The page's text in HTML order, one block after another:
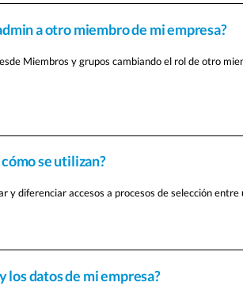
a otro miembro de mi empresa?
Miembros y grupos cambiando el rol de otro
se utilizan?
y diferenciar accesos a procesos de selección
los datos de mi empresa?